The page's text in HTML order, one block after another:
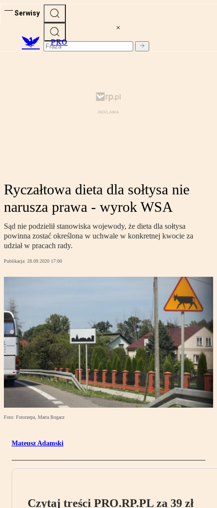
Serwisy
PRO
Ryczałtowa dieta dla sołtysa nie
narusza prawa - wyrok WSA
Sąd nie podzielił stanowiska wojewody, że dieta dla sołtysa
powinna zostać określona w uchwale w konkretnej kwocie za
udział w pracach rady.
Publikacja: 28.09.2020 17:00
Foto: Fotorzepa, Marta Bogacz
Mateusz Adamski
Czytaj treści PRO.RP.PL za 39 zł